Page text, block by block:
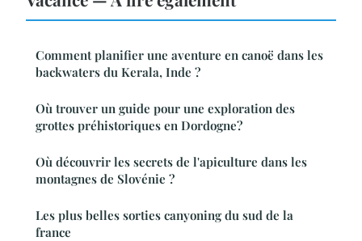
Comment planifier une aventure en canoë dans les
backwaters du Kerala, Inde ?
Où trouver un guide pour une exploration des
grottes préhistoriques en Dordogne?
Où découvrir les secrets de l'apiculture dans les
montagnes de Slovénie ?
Les plus belles sorties canyoning du sud de la
france